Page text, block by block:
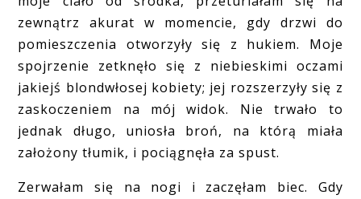
zewnątrz akurat w momencie, gdy drzwi do
pomieszczenia otworzyły się z hukiem. Moje
spojrzenie zetknęło się z niebieskimi oczami
jakiejś blondwłosej kobiety; jej rozszerzyły się z
zaskoczeniem na mój widok. Nie trwało to
jednak długo, uniosła broń, na którą miała
założony tłumik, i pociągnęła za spust.
Zerwałam się na nogi i zaczęłam biec. Gdy